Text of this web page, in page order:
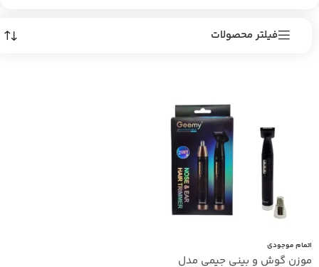
فیلتر محصولات
اتمام موجودی
موزن گوش و بینی جیمی مدل